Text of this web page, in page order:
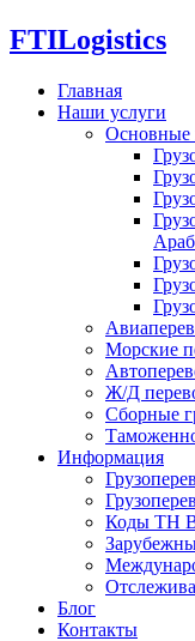
FTILogistics
Главная
Наши услуги
Основные
Морские
Ж/Д
Сборные
Информация
Коды ТН
Блог
Контакты